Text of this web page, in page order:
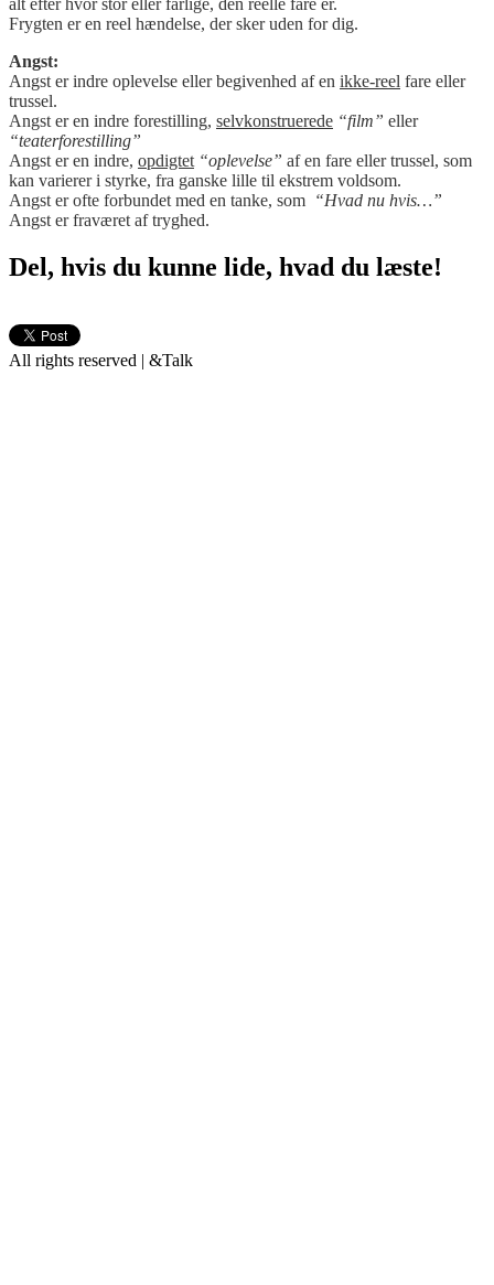
alt efter hvor stor eller farlige, den reelle fare er.
Frygten er en reel hændelse, der sker uden for dig.
Angst:
Angst er indre oplevelse eller begivenhed af en ikke-reel fare eller
trussel.
Angst er en indre forestilling, selvkonstruerede “film” eller
“teaterforestilling”
Angst er en indre, opdigtet “oplevelse” af en fare eller trussel, som
kan varierer i styrke, fra ganske lille til ekstrem voldsom.
Angst er ofte forbundet med en tanke, som “Hvad nu hvis…”
Angst er fraværet af tryghed.
Del, hvis du kunne lide, hvad du læste!
All rights reserved | &Talk